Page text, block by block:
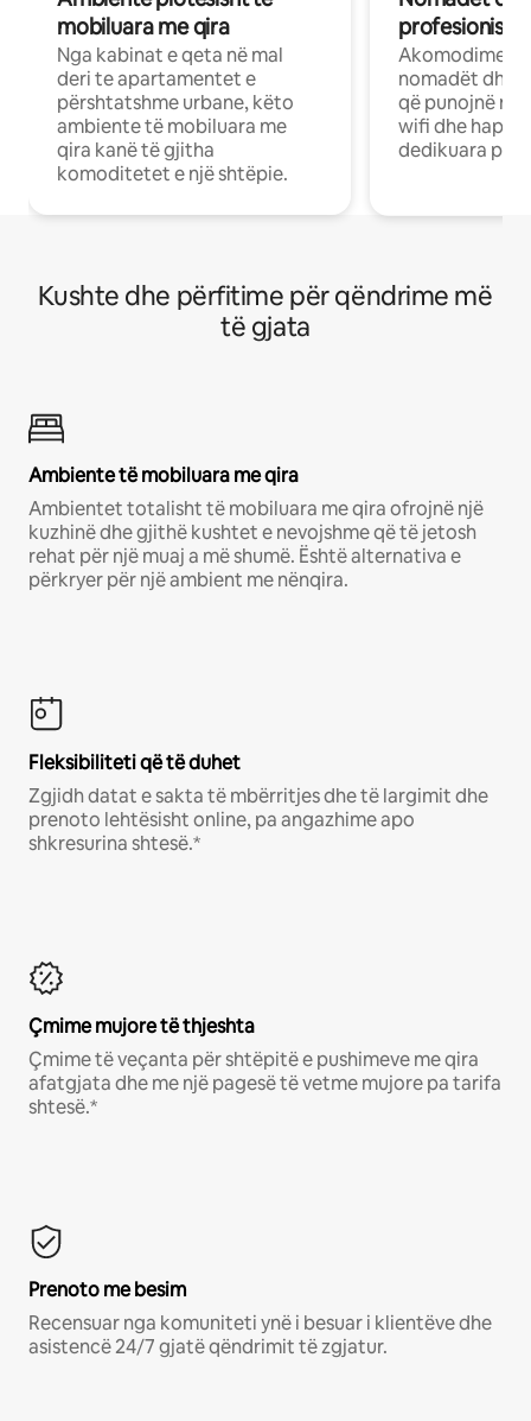
mobiluara me qira
Nga kabinat e qeta në mal
deri te apartamentet e
përshtatshme urbane, këto
ambiente të mobiluara me
qira kanë të gjitha
komoditetet e një shtëpie.
Akomodime
nomadët dhe
që punojnë në
wifi dhe
dedikuara
Kushte dhe përfitime për qëndrime më
të gjata
Ambiente të mobiluara me qira
Ambientet totalisht të mobiluara me qira ofrojnë një
kuzhinë dhe gjithë kushtet e nevojshme që të jetosh
rehat për një muaj a më shumë. Është alternativa e
përkryer për një ambient me nënqira.
Fleksibiliteti që të duhet
Zgjidh datat e sakta të mbërritjes dhe të largimit dhe
prenoto lehtësisht online, pa angazhime apo
shkresurina shtesë.*
Çmime mujore të thjeshta
Çmime të veçanta për shtëpitë e pushimeve me qira
afatgjata dhe me një pagesë të vetme mujore pa tarifa
shtesë.*
Prenoto me besim
Recensuar nga komuniteti ynë i besuar i klientëve dhe
asistencë 24/7 gjatë qëndrimit të zgjatur.